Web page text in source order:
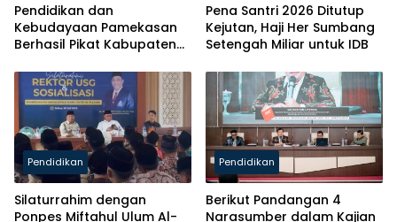
Pendidikan dan
Kebudayaan Pamekasan
Berhasil Pikat Kabupaten
Pena Santri 2026 Ditutup
Kejutan, Haji Her Sumbang
Setengah Miliar untuk IDB
Pendidikan
Silaturrahim dengan
Ponpes Miftahul Ulum Al-
Pendidikan
Berikut Pandangan 4
Narasumber dalam Kajian